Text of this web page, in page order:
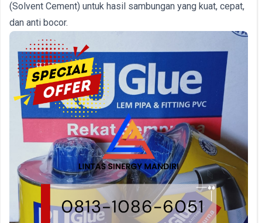
(Solvent Cement) untuk hasil sambungan yang kuat, cepat,
dan anti bocor.